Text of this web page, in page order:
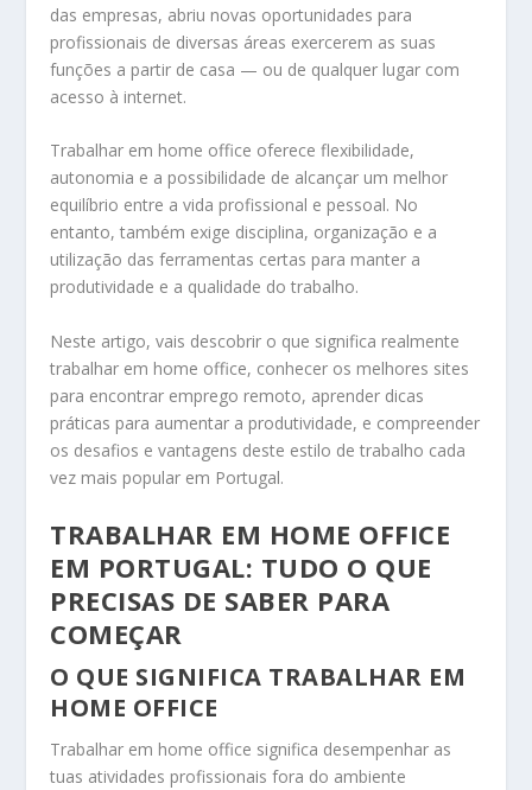
das empresas, abriu novas oportunidades para
profissionais de diversas áreas exercerem as suas
funções a partir de casa — ou de qualquer lugar com
acesso à internet.
Trabalhar em home office oferece flexibilidade,
autonomia e a possibilidade de alcançar um melhor
equilíbrio entre a vida profissional e pessoal. No
entanto, também exige disciplina, organização e a
utilização das ferramentas certas para manter a
produtividade e a qualidade do trabalho.
Neste artigo, vais descobrir o que significa realmente
trabalhar em home office, conhecer os melhores sites
para encontrar emprego remoto, aprender dicas
práticas para aumentar a produtividade, e compreender
os desafios e vantagens deste estilo de trabalho cada
vez mais popular em Portugal.
TRABALHAR EM HOME OFFICE
EM PORTUGAL: TUDO O QUE
PRECISAS DE SABER PARA
COMEÇAR
O QUE SIGNIFICA TRABALHAR EM
HOME OFFICE
Trabalhar em home office significa desempenhar as
tuas atividades profissionais fora do ambiente